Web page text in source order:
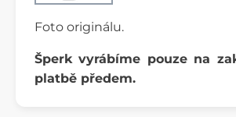
Foto originálu.
Šperk vyrábíme pouze na
platbě předem.